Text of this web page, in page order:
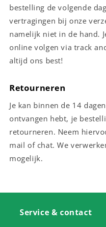
bestelling de volgende
vertragingen bij onze
namelijk niet in de hand.
online volgen via track
altijd ons best!
Retourneren
Je kan binnen de 14
ontvangen hebt, je
retourneren. Neem
mail of chat. We
mogelijk.
Service & contact